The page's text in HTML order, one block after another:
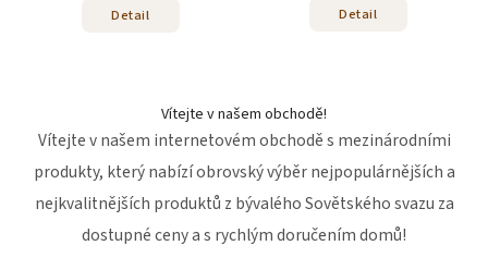
Detail Detail
Vítejte v našem obchodě!
Vítejte v našem internetovém obchodě s mezinárodními
produkty, kterýnabízí obrovský výběr nejpopulárnějších a
nejkvalitnějších produktů z bývalého Sovětského svazu za
dostupné cenya s rychlým doručením domů!